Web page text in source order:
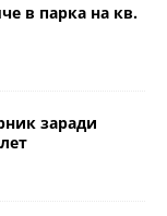
в парка на кв.
заради